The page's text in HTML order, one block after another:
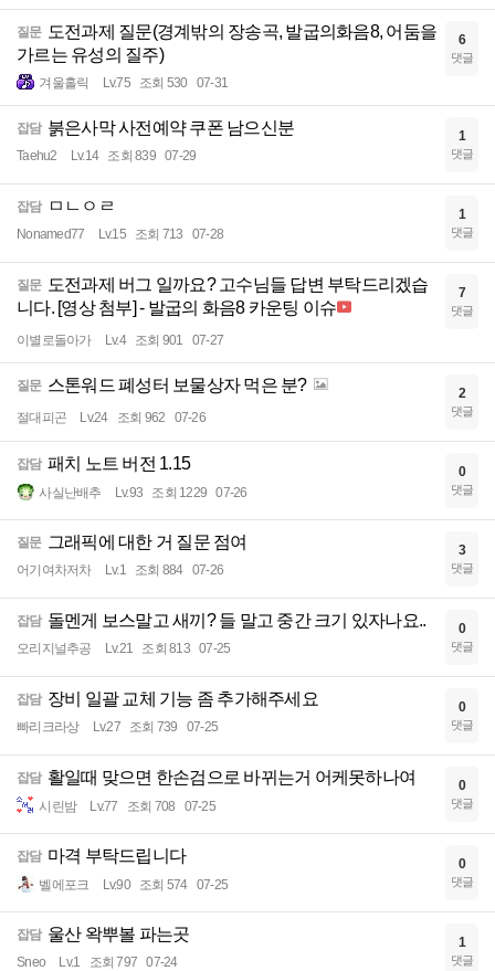
질문 도전과제 질문(경계밖의 장송곡, 발굽의화음8, 어둠을
가르는 유성의 질주)
겨울홀릭 Lv.75 조회 530 07-31
6
댓글
잡담 붉은사막 사전예약 쿠폰 남으신분
Taehu2 Lv.14 조회 839 07-29
1
댓글
잡담 ㅁㄴㅇㄹ
Nonamed77 Lv.15 조회 713 07-28
1
댓글
질문 도전과제 버그 일까요? 고수님들 답변 부탁드리겠습
니다. [영상 첨부] - 발굽의 화음8 카운팅 이슈
이별로돌아가 Lv.4 조회 901 07-27
7
댓글
질문 스톤워드 폐성터 보물상자 먹은 분?
절대피곤 Lv.24 조회 962 07-26
2
댓글
잡담 패치 노트 버전 1.15
사실난배추 Lv.93 조회 1229 07-26
0
댓글
질문 그래픽에 대한 거 질문 점여
어기여차저차 Lv.1 조회 884 07-26
3
댓글
잡담 돌멘게 보스말고 새끼? 들 말고 중간 크기 있자나요..
오리지널추공 Lv.21 조회 813 07-25
0
댓글
잡담 장비 일괄 교체 기능 좀 추가해주세요
빠리크라상 Lv.27 조회 739 07-25
0
댓글
잡담 활일때 맞으면 한손검으로 바뀌는거 어케못하나여
시린밤 Lv.77 조회 708 07-25
0
댓글
잡담 마격 부탁드립니다
벨에포크 Lv.90 조회 574 07-25
0
댓글
잡담 울산 왁뿌볼 파는곳
Sneo Lv.1 조회 797 07-24
1
댓글